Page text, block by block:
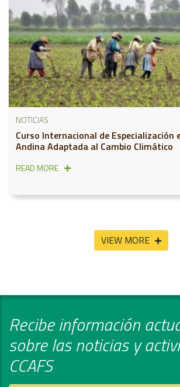
NOTICIAS
Curso Internacional de Especialización
Andina Adaptada al Cambio Climático
READ MORE
VIEW MORE
Recibe información
sobre las noticias y
CCAFS